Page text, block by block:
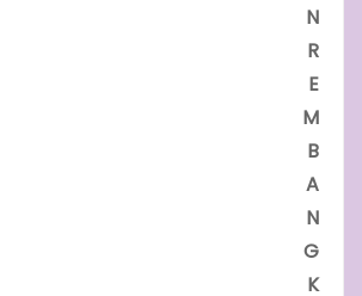
N
R
E
M
B
A
N
G
K